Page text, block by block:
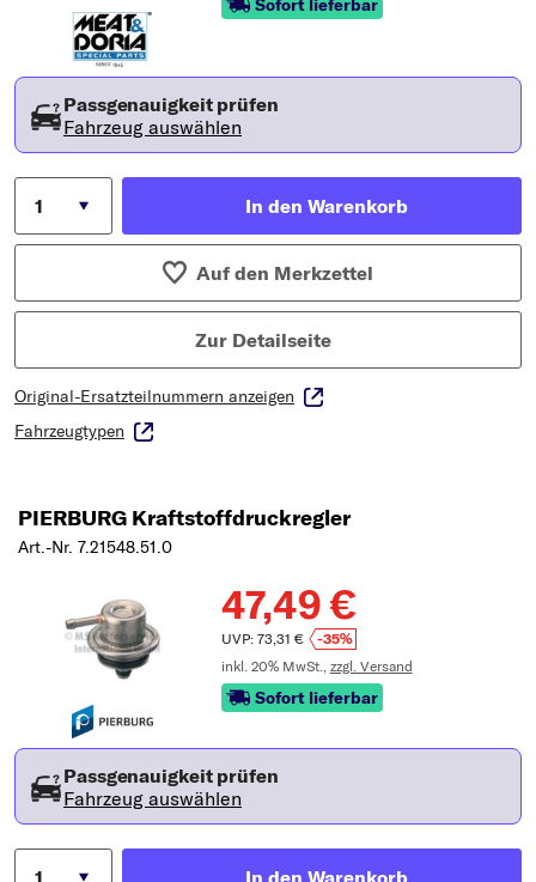
Sofort lieferbar
Passgenauigkeit prüfen
Fahrzeug auswählen
In den Warenkorb
Auf den Merkzettel
Zur Detailseite
Original-Ersatzteilnummern anzeigen
Fahrzeugtypen
PIERBURG Kraftstoffdruckregler
Art.-Nr. 7.21548.51.0
47,49 €
UVP: 73,31 €
-35%
inkl. 20% MwSt., zzgl. Versand
Sofort lieferbar
Passgenauigkeit prüfen
Fahrzeug auswählen